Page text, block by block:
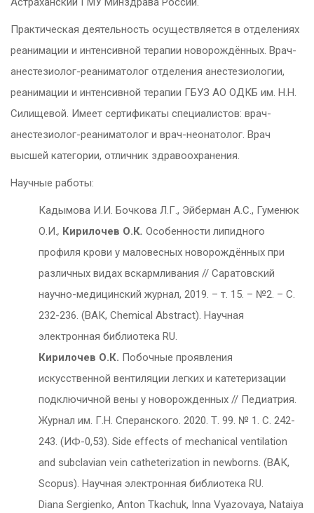
Практическая деятельность осуществляется в отделениях
реанимации и интенсивной терапии новорождённых. Врач-
анестезиолог-реаниматолог отделения анестезиологии,
реанимации и интенсивной терапии ГБУЗ АО ОДКБ им. Н.Н.
Силищевой. Имеет сертификаты специалистов: врач-
анестезиолог-реаниматолог и врач-неонатолог. Врач
высшей категории, отличник здравоохранения.
Научные работы:
Кадымова И.И. Бочкова Л.Г., Эйберман А.С., Гуменюк
О.И. , Кирилочев О.К. Особенности липидного
профиля крови у маловесных новорождённых при
различных видах вскармливания // Саратовский
научно-медицинский журнал, 2019. – т. 15. – №2. – С.
232-236. (ВАК, Chemical Abstract). Научная
электронная библиотека RU.
Кирилочев О.К. Побочные проявления
искусственной вентиляции легких и катетеризации
подключичной вены у новорожденных // Педиатрия.
Журнал им. Г.Н. Сперанского. 2020. Т. 99. № 1. С. 242-
243. (ИФ-0,53). Side effects of mechanical ventilation
and subclavian vein catheterization in newborns. (ВАК,
Scopus). Научная электронная библиотека RU.
Diana Sergienko, Anton Tkachuk, Inna Vyazovaya, Nataiya